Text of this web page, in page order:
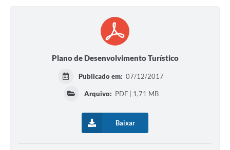
Plano de Desenvolvimento Turístico
Publicado em: 07/12/2017
Arquivo: PDF | 1,71 MB
Baixar